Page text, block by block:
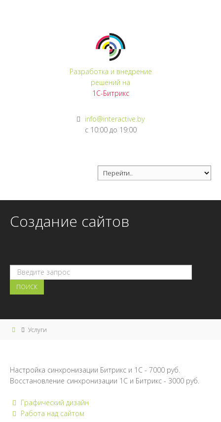
Разработка и внедрение
решений на
1С-Битрикс
info@interactive.by
с 10:00 до 19:00
Создание сайтов
Услуги
Настройка синхронизации Битрикс и 1С - 7000 руб.
Восстановление синхронизации 1С и Битрикс - 3000 руб.
Графический дизайн
Работа над сайтом